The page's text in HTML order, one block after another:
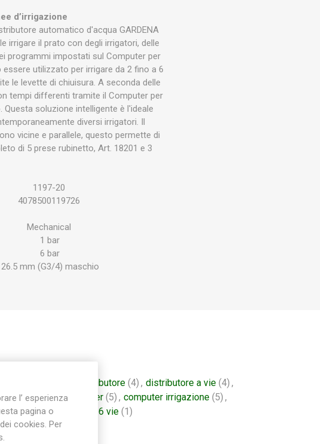
d’irrigazione
automatico d'acqua GARDENA
irrigare il prato con degli irrigatori, delle
programmi impostati sul Computer per
utilizzato per irrigare da 2 fino a 6
le levette di chiuisura. A seconda delle
tempi differenti tramite il Computer per
soluzione intelligente è l'ideale
diversi irrigatori. Il
vicine e parallele, questo permette di
di 5 prese rubinetto, Art. 18201 e 3
1197-20
4078500119726
Mechanical
1 bar
6 bar
26.5 mm (G3/4) maschio
distributore (4) , distributore a vie (4) ,
(2), computer (5) , computer irrigazione (5) ,
d'acqua 6 vie 6 vie (1)
l’ esperienza
pagina o
cookies. Per